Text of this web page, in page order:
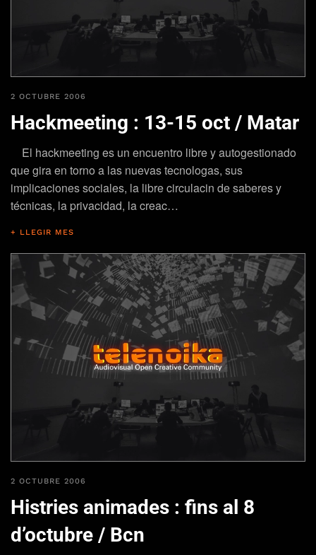
2 OCTUBRE 2006
Hackmeeting : 13-15 oct / Matar
El hackmeeting es un encuentro libre y autogestionado
que gira en torno a las nuevas tecnologas, sus
implicaciones sociales, la libre circulacin de saberes y
técnicas, la privacidad, la creac…
+ LLEGIR MES
2 OCTUBRE 2006
Histries animades : fins al 8
d’octubre / Bcn